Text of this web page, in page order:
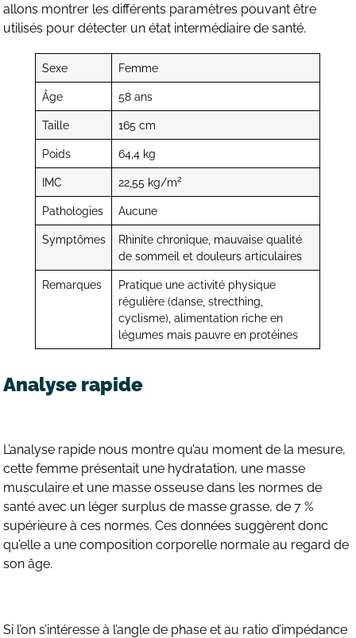
allons montrer les différents paramètres pouvant être
utilisés pour détecter un état intermédiaire de santé.
Sexe Femme
Âge 58 ans
Taille 165 cm
Poids 64,4 kg
IMC 22,55 kg/m2
Pathologies Aucune
Symptômes
Rhinite chronique, mauvaise qualité
de sommeil et douleurs articulaires
Remarques
Pratique une activité physique
régulière (danse, strecthing,
cyclisme), alimentation riche en
légumes mais pauvre en protéines
Analyse rapide
L’analyse rapide nous montre qu’au moment de la mesure,
cette femme présentait une hydratation, une masse
musculaire et une masse osseuse dans les normes de
santé avec un léger surplus de masse grasse, de 7 %
supérieure à ces normes. Ces données suggèrent donc
qu’elle a une composition corporelle normale au regard de
son âge.
Si l’on s’intéresse à l’angle de phase et au ratio d’impédance